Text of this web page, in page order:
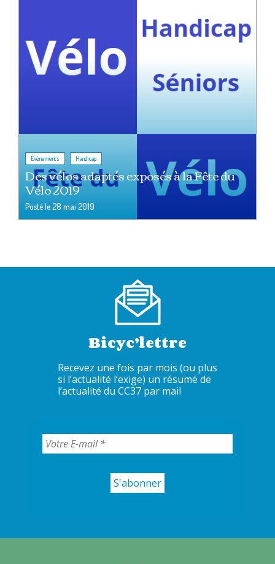
Événements Handicap
Des vélos adaptés exposés à la Fête du
Vélo 2019
Posté le28 mai 2019
Bicyc’lettre
Recevez une fois par mois (ou plus
si l’actualité l’exige) un résumé de
l’actualité du CC37 par mail